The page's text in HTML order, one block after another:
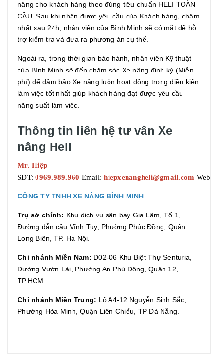
nâng cho khách hàng theo đúng tiêu chuẩn HELI TOÀN
CẦU. Sau khi nhận được yêu cầu của Khách hàng, chậm
nhất sau 24h, nhân viên của Bình Minh sẽ có mặt để hỗ
trợ kiểm tra và đưa ra phương án cụ thể.
Ngoài ra, trong thời gian bảo hành, nhân viên Kỹ thuật
của Bình Minh sẽ đến chăm sóc Xe nâng định kỳ (Miễn
phí) để đảm bảo Xe nâng luôn hoạt động trong điều kiện
làm việc tốt nhất giúp khách hàng đạt được yêu cầu
năng suất làm việc.
Thông tin liên hệ tư vấn Xe
nâng Heli
Mr. Hiệp –
SĐT:0969.989.960 Email:hiepxenangheli@gmail.com
CÔNG TY TNHH XE NÂNG BÌNH MINH
Trụ sở chính: Khu dịch vụ sân bay Gia Lâm, Tổ 1,
Đường dẫn cầu Vĩnh Tuy, Phường Phúc Đồng, Quận
Long Biên, TP. Hà Nội.
Chi nhánh Miền Nam: D02-06 Khu Biệt Thự Senturia,
Đường Vườn Lài, Phường An Phú Đông, Quận 12,
TP.HCM.
Chi nhánh Miền Trung: Lô A4-12 Nguyễn Sinh Sắc,
Phường Hòa Minh, Quận Liên Chiểu, TP Đà Nẵng.